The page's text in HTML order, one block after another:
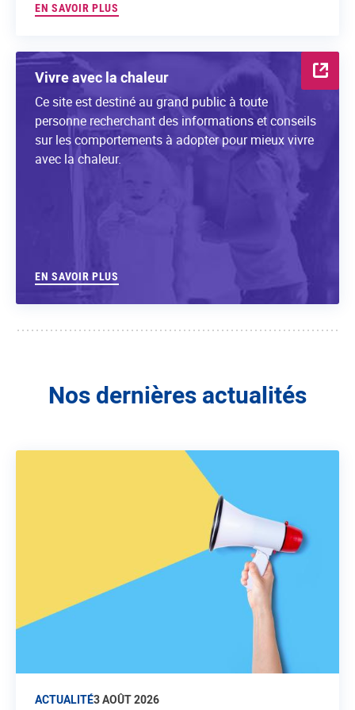
EN SAVOIR PLUS
Vivre avec la chaleur
Ce site est destiné au grand public à toute
personne recherchant des informations et conseils
sur les comportements à adopter pour mieux vivre
avec la chaleur.
EN SAVOIR PLUS
Nos dernières actualités
ACTUALITÉ3 AOÛT 2026